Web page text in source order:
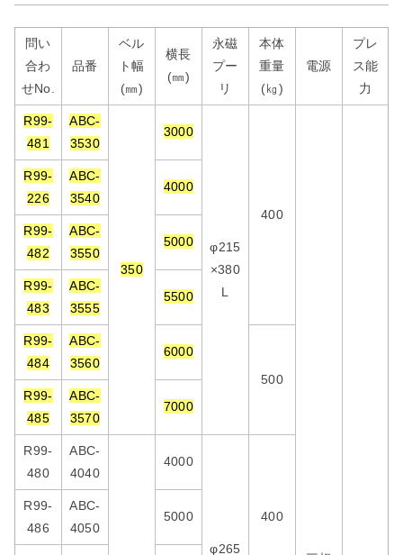
問い
合わ
せNo.
品番
ベル
ト幅
(㎜)
横長
(㎜)
永磁
プー
リ
本体
重量
(㎏)
電源
プレ
ス能
力
R99-
481
ABC-
3530
350
3000
φ215
×380
L
400
R99-
226
ABC-
3540
4000
R99-
482
ABC-
3550
5000
R99-
483
ABC-
3555
5500
R99-
484
ABC-
3560
6000
500
R99-
485
ABC-
3570
7000
R99-
480
ABC-
4040
4000
φ265
400
R99-
486
ABC-
4050
5000